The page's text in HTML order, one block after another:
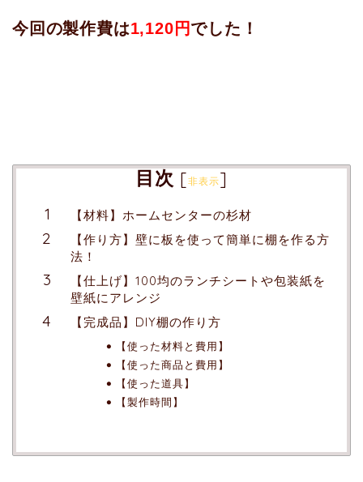
今回の製作費は1,120円でした！
目次 [非表示]
【材料】ホームセンターの杉材
【作り方】壁に板を使って簡単に棚を作る方
法！
【仕上げ】100均のランチシートや包装紙を
壁紙にアレンジ
【完成品】DIY棚の作り方
【使った材料と費用】
【使った商品と費用】
【使った道具】
【製作時間】